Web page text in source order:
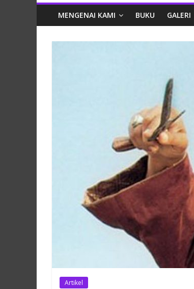
Hikmah
MENGENAI KAMI BUKU GALERI
Artikel